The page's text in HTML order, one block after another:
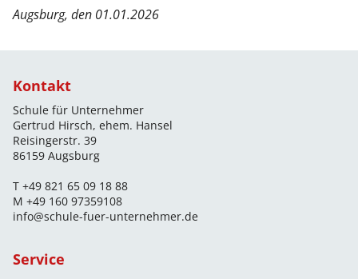
Augsburg, den 01.01.2026
Kontakt
Schule für Unternehmer
Gertrud Hirsch, ehem. Hansel
Reisingerstr. 39
86159 Augsburg
T +49 821 65 09 18 88
M +49 160 97359108
info@schule-fuer-unternehmer.de
Service